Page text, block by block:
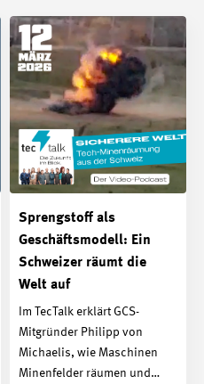
Sprengstoff als
Geschäftsmodell: Ein
Schweizer räumt die
Welt auf
Im TecTalk erklärt GCS-
Mitgründer Philipp von
Michaelis, wie Maschinen
Minenfelder räumen und…